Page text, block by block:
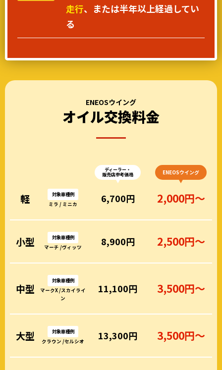
走行、または半年以上経過してい
る
ENEOSウイング
オイル交換料金
ディーラー・
販売店参考価格 ENEOSウイング
軽
対象車種例
ミラ / ミニカ
6,700円 2,000円～
小型
対象車種例
マーチ /ヴィッツ
8,900円 2,500円～
中型
対象車種例
マークX /スカイライ
ン
11,100円 3,500円～
大型
対象車種例
クラウン /セルシオ
13,300円 3,500円～